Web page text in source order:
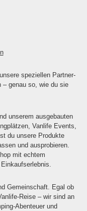
speziellen Partner-
– genau so, wie du sie
unserem ausgebauten
Vanlife Events,
du unsere Produkte
und ausprobieren.
mit echtem
Gemeinschaft. Egal ob
Reise – wir sind an
Abenteuer und